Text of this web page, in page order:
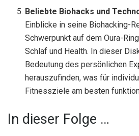
Beliebte Biohacks und
Einblicke in seine Biohacking-
Schwerpunkt auf dem Oura-
Schlaf und Health. In dieser
Bedeutung des persönlichen
herauszufinden, was für
Fitnessziele am besten
In dieser Folge …